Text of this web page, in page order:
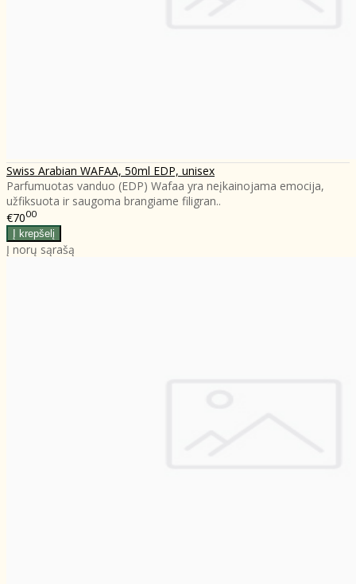
Swiss Arabian WAFAA, 50ml EDP, unisex
Parfumuotas vanduo (EDP) Wafaa yra neįkainojama emocija,
užfiksuota ir saugoma brangiame filigran..
€7000
Į norų sąrašą